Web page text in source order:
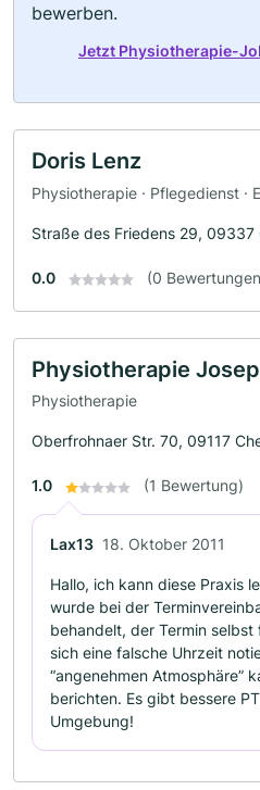
bewerben.
Jetzt Physiotherapie-
Doris Lenz
Physiotherapie · Pflegedienst ·
Straße des Friedens 29, 09337
0.0 (0
Physiotherapie
Physiotherapie
Oberfrohnaer Str. 70, 09117
1.0 (1 Bewertung)
Lax13 18. Oktober 2011
Hallo, ich kann diese Praxis
wurde bei der
behandelt, der Termin
sich eine falsche Uhrzeit
“angenehmen Atmosphäre”
berichten. Es gibt bessere
Umgebung!